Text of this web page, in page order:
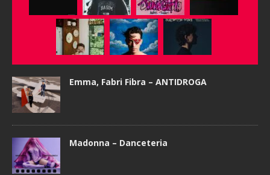
Emma, Fabri Fibra – ANTIDROGA
Madonna – Danceteria